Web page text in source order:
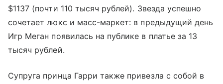
$1137 (почти 110 тысяч рублей). Звезда успешно
сочетает люкс и масс-маркет: в предыдущий день
Игр Меган появилась на публике в платье за 13
тысяч рублей.
Супруга принца Гарри также привезла с собой в